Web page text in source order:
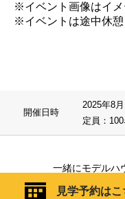
※イベント画像はイメ
※イベントは途中休憩
開催日時
2025年8
定員：
一緒にモデルハ
見学予約はこ